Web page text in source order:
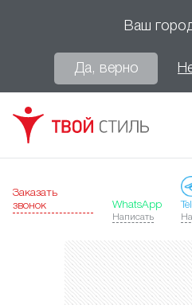
Ваш
Да, верно
Заказать
звонок
WhatsApp
Написать